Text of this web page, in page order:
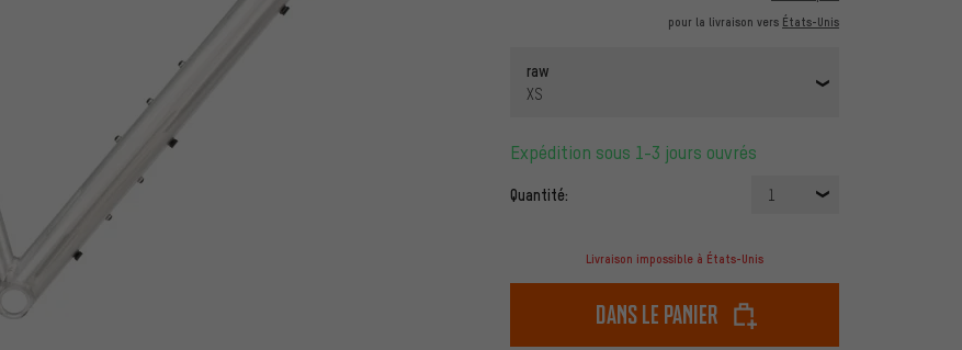
pour la livraison vers États-Unis
raw
XS
Expédition sous 1-3 jours ouvrés
Quantité: 1
Livraison impossible à États-Unis
dans le panier